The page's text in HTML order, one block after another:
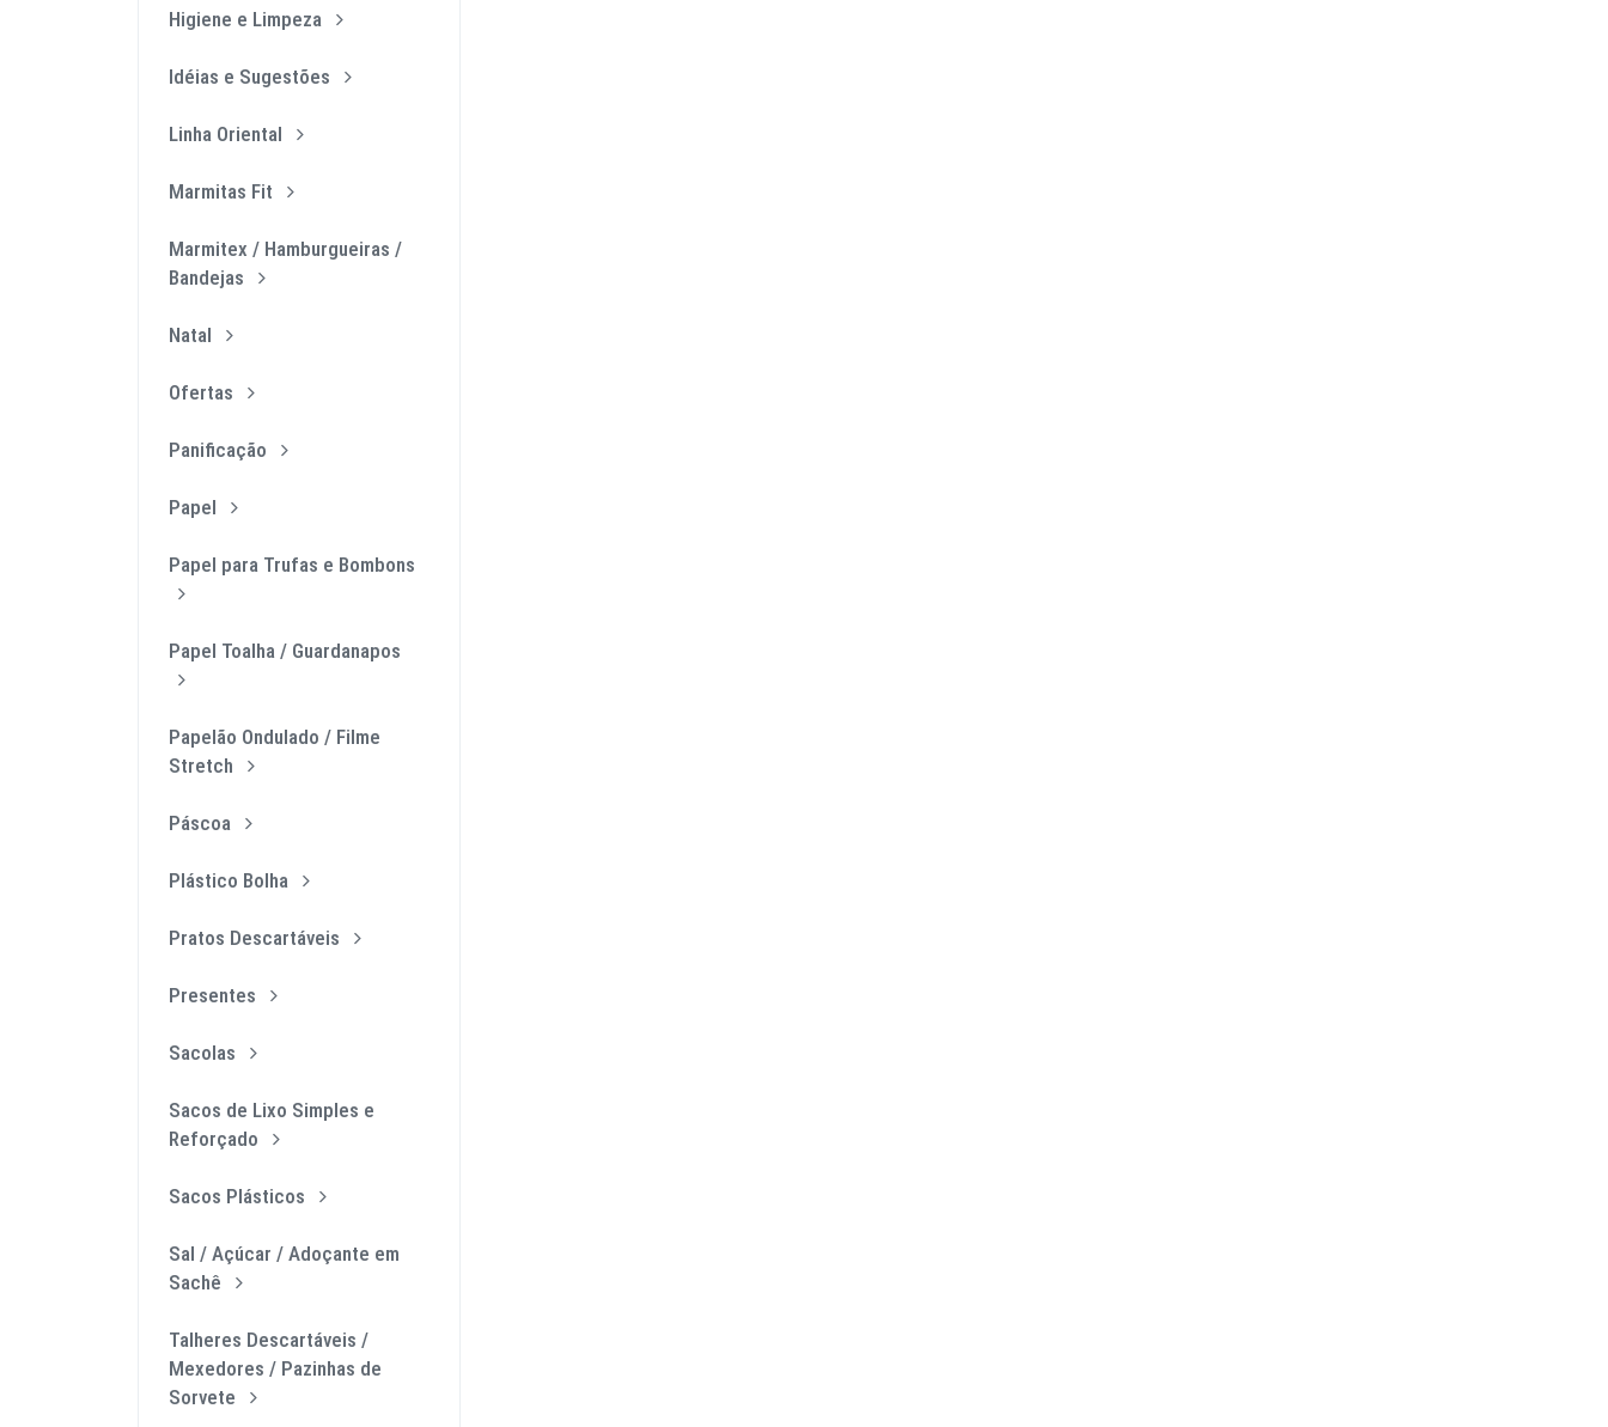
Higiene e Limpeza
Idéias e Sugestões
Linha Oriental
Marmitas Fit
Marmitex / Hamburgueiras /
Bandejas
Natal
Ofertas
Panificação
Papel
Papel para Trufas e Bombons
Papel Toalha / Guardanapos
Papelão Ondulado / Filme
Stretch
Páscoa
Plástico Bolha
Pratos Descartáveis
Presentes
Sacolas
Sacos de Lixo Simples e
Reforçado
Sacos Plásticos
Sal / Açúcar / Adoçante em
Sachê
Talheres Descartáveis /
Mexedores / Pazinhas de
Sorvete